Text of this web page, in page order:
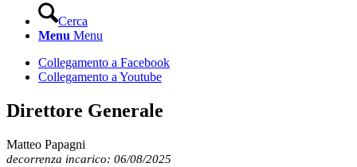
Cerca
Menu Menu
Collegamento a Facebook
Collegamento a Youtube
Direttore Generale
Matteo Papagni
decorrenza incarico: 06/08/2025